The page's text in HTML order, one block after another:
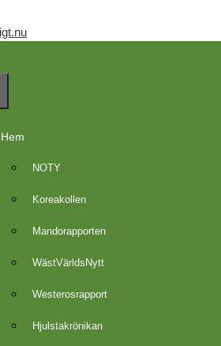
Hem
NOTY
Koreakollen
Mandorapporten
WästVärldsNytt
Westerosrapport
Hjulstakrönikan